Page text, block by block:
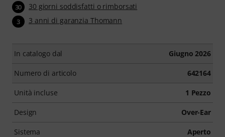
30 30 giorni soddisfatti o rimborsati
3 3 anni di garanzia Thomann
In catalogo dal Giugno 2026
Numero di articolo 642164
Unità incluse 1 Pezzo
Design Over-Ear
Sistema Aperto